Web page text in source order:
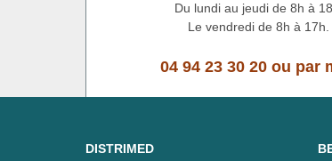
Du lundi au jeudi de 8h à
Le vendredi de 8h à 17h.
04 94 23 30 20 ou par
DISTRIMED